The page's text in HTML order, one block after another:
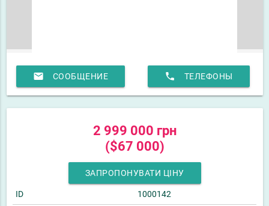
email СООБЩЕНИЕ phone ТЕЛЕФОНЫ
2 999 000 грн
($67 000)
ЗАПРОПОНУВАТИ ЦІНУ
ID 1000142